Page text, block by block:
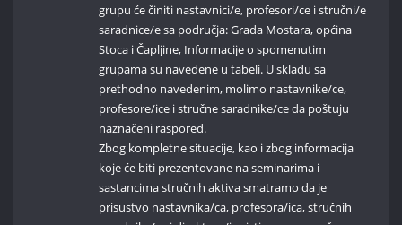
grupu će činiti nastavnici/e, profesori/ce i stručni/e
saradnice/e sa područja: Grada Mostara, općina
Stoca i Čapljine, Informacije o spomenutim
grupama su navedene u tabeli. U skladu sa
prethodno navedenim, molimo nastavnike/ce,
profesore/ice i stručne saradnike/ce da poštuju
naznačeni raspored.
Zbog kompletne situacije, kao i zbog informacija
koje će biti prezentovane na seminarima i
sastancima stručnih aktiva smatramo da je
prisustvo nastavnika/ca, profesora/ica, stručnih